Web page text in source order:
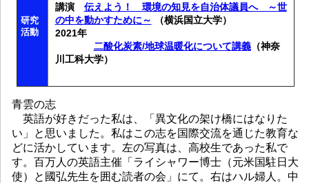
研究
活動
講演 伝えよう！ 環境の知見を自治体議員へ ～世
の中を動かすために～ （横浜国立大学）
2021年
二酸化炭素/地球温暖化について講義（神奈
川工科大学）
青雲の志
英語が好きだった私は、「異文化の架け橋にはなりた
い」と思いました。私はこの志を国際交流を通じた教育な
どに活かしています。左の写真は、高校生であった私で
す。百万人の英語主催「ライシャワー博士（元米国駐日大
使）と國弘先生を囲む読者の会」にて。右はハル婦人。中